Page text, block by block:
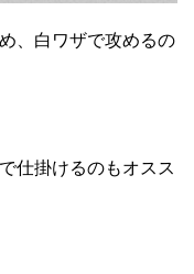
、白ワザで攻めるの
仕掛けるのもオスス